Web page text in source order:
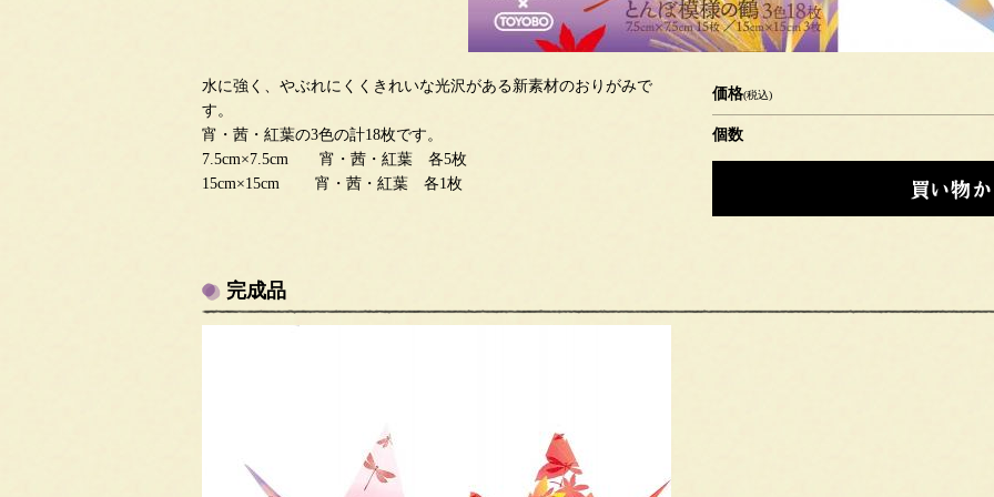
水に強く、やぶれにくくきれいな光沢がある新素材のおりがみで
す。
宵・茜・紅葉の3色の計18枚です。
7.5cm×7.5cm 宵・茜・紅葉 各5枚
15cm×15cm 宵・茜・紅葉 各1枚
価格(税込)
個数
完成品